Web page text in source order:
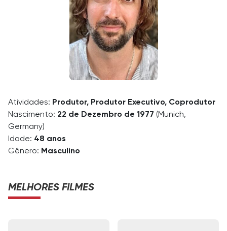
Atividades: Produtor, Produtor Executivo, Coprodutor
Nascimento: 22 de Dezembro de 1977 (Munich,
Germany)
Idade: 48 anos
Gênero: Masculino
MELHORES FILMES